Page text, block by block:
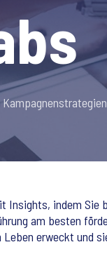
indem Sie
am besten
erweckt